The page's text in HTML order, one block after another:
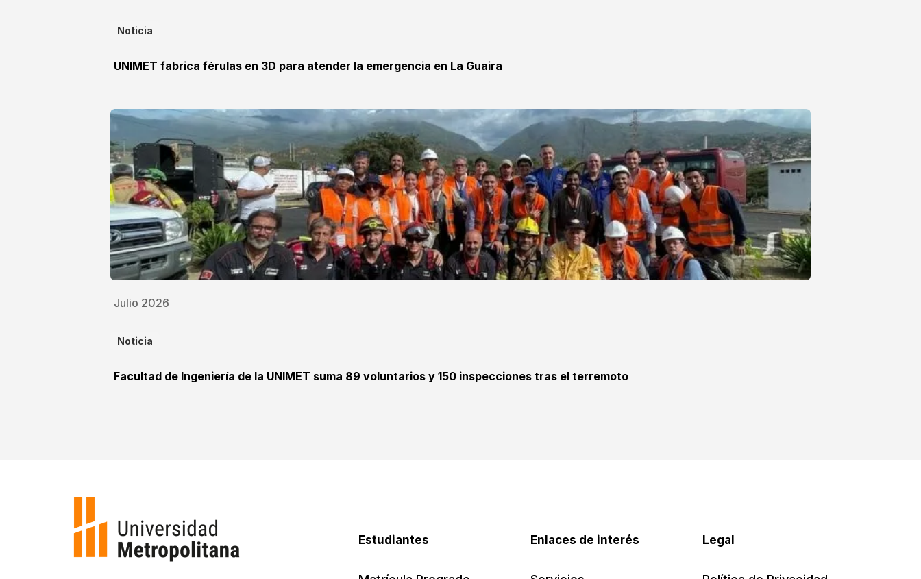
Noticia
UNIMET fabrica férulas en 3D para atender la emergencia en La Guaira
Julio 2026
Noticia
Facultad de Ingeniería de la UNIMET suma 89 voluntarios y 150 inspecciones tras el terremoto
Estudiantes Enlaces de interés Legal